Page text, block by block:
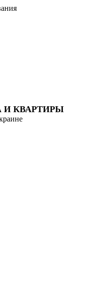
И КВАРТИРЫ